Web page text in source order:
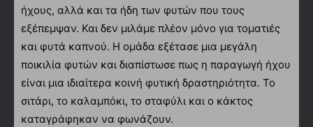
ήχους, αλλά και τα ήδη των φυτών που τους
εξέπεμψαν. Και δεν μιλάμε πλέον μόνο για τοματιές
και φυτά καπνού. Η ομάδα εξέτασε μια μεγάλη
ποικιλία φυτών και διαπίστωσε πως η παραγωγή ήχου
είναι μια ιδιαίτερα κοινή φυτική δραστηριότητα. Το
σιτάρι, το καλαμπόκι, το σταφύλι και ο κάκτος
καταγράφηκαν να φωνάζουν.